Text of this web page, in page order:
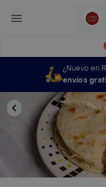
¿Nuevo en
envíos